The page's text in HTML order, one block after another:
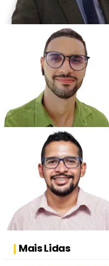
Mais Lidas